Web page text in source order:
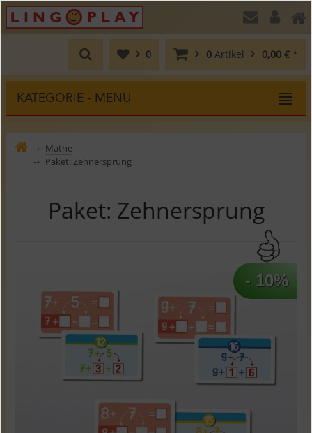
0 Artikel 0,00 € *
0
KATEGORIE - MENU
⤍ Mathe
⤍ Paket: Zehnersprung
Paket: Zehnersprung
- 10%